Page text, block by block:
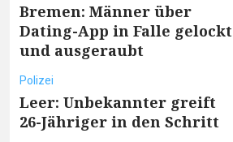
Bremen: Männer über
Dating-App in Falle gelockt
und ausgeraubt
Polizei
Leer: Unbekannter greift
26-Jähriger in den Schritt